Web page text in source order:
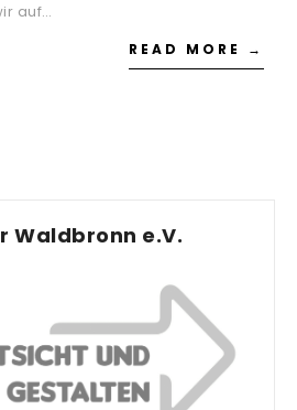
auf…
READ MORE →
Waldbronn e.V.